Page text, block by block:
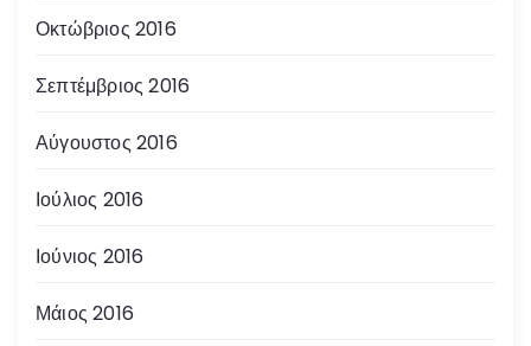
Οκτώβριος 2016
Σεπτέμβριος 2016
Αύγουστος 2016
Ιούλιος 2016
Ιούνιος 2016
Μάιος 2016